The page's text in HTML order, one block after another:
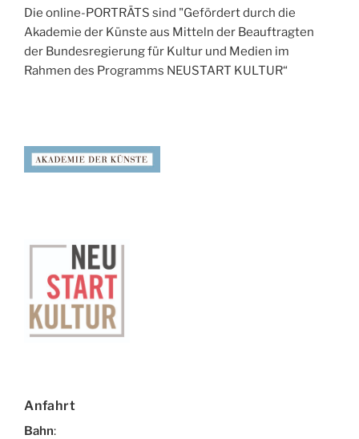
Die online-PORTRÄTS sind "Gefördert durch die
Akademie der Künste aus Mitteln der Beauftragten
der Bundesregierung für Kultur und Medien im
Rahmen des Programms NEUSTART KULTUR“
Anfahrt
Bahn: